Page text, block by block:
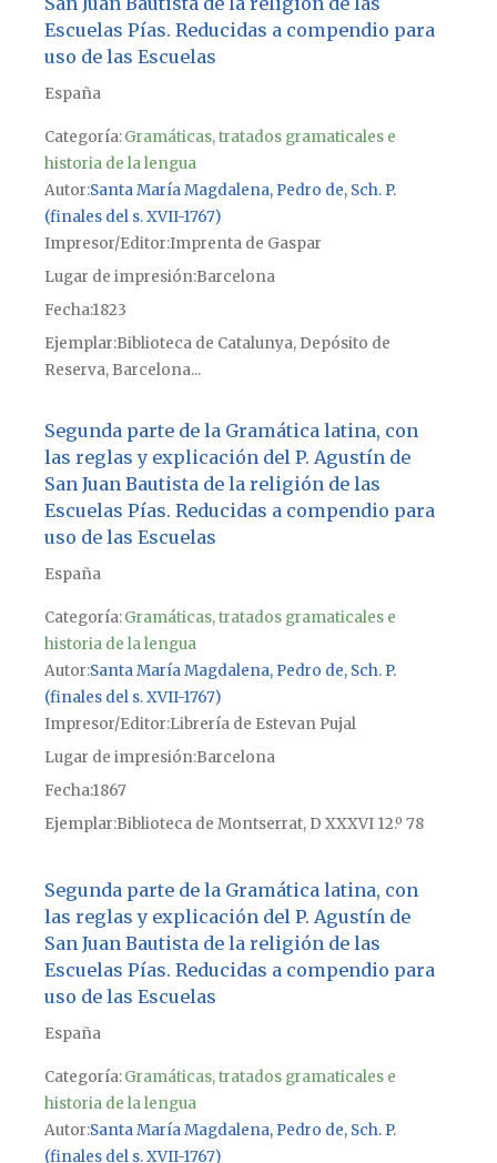
Escuelas Pías. Reducidas a compendio para
uso de las Escuelas
España
Categoría:Gramáticas, tratados gramaticales e
historia de la lengua
Autor Santa María Magdalena, Pedro de, Sch. P.
(finales del s. XVII-1767)
Impresor/Editor Imprenta de Gaspar
Lugar de impresiónBarcelona
Fecha1823
Ejemplar Biblioteca de Catalunya, Depósito de
Reserva, Barcelona...
Segunda parte de la Gramática latina, con
las reglas y explicación del P. Agustín de
San Juan Bautista de la religión de las
Escuelas Pías. Reducidas a compendio para
uso de las Escuelas
España
Categoría:Gramáticas, tratados gramaticales e
historia de la lengua
Autor Santa María Magdalena, Pedro de, Sch. P.
(finales del s. XVII-1767)
Impresor/Editor Librería de Estevan Pujal
Lugar de impresiónBarcelona
Fecha1867
Ejemplar Biblioteca de Montserrat, D XXXVI 12.º 78
Segunda parte de la Gramática latina, con
las reglas y explicación del P. Agustín de
San Juan Bautista de la religión de las
Escuelas Pías. Reducidas a compendio para
uso de las Escuelas
España
Categoría:Gramáticas, tratados gramaticales e
historia de la lengua
Autor Santa María Magdalena, Pedro de, Sch. P.
(finales del s. XVII-1767)